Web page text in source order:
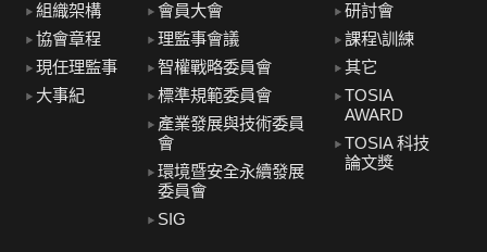
組織架構
協會章程
現任理監事
大事紀
會員大會
理監事會議
智權戰略委員會
標準規範委員會
產業發展與技術委員
會
環境暨安全永續發展
委員會
SIG
研討會
課程\訓練
其它
TOSIA
AWARD
TOSIA 科技
論文獎